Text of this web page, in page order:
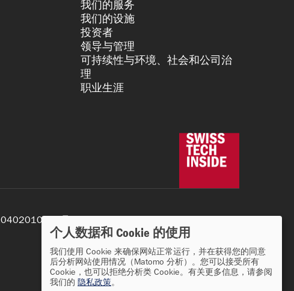
我们的服务
我们的设施
投资者
领导与管理
可持续性与环境、社会和公司治
理
职业生涯
号
个人数据和 Cookie 的使用
我们使用 Cookie 来确保网站正常运行，并在获得您的同意
后分析网站使用情况（Matomo 分析）。您可以接受所有
Cookie，也可以拒绝分析类 Cookie。有关更多信息，请参阅
我们的 隐私政策。